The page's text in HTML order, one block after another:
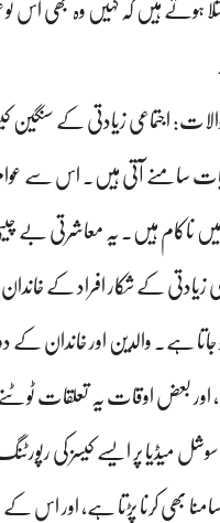
ہوتے ہیں کہ کہیں وہ بھی اس
اجتماعی زیادتی کے
سامنے آتی ہیں۔ اس سے عوام
ناکام ہیں۔ یہ معاشرتی بے
زیادتی کے شکار افراد کے
ہو جاتا ہے۔ والدین اور
اور بعض اوقات یہ تعلقات
میڈیا پر ایسے کیسز کی
کا سامنا بھی کرنا پڑتا ہے، اور